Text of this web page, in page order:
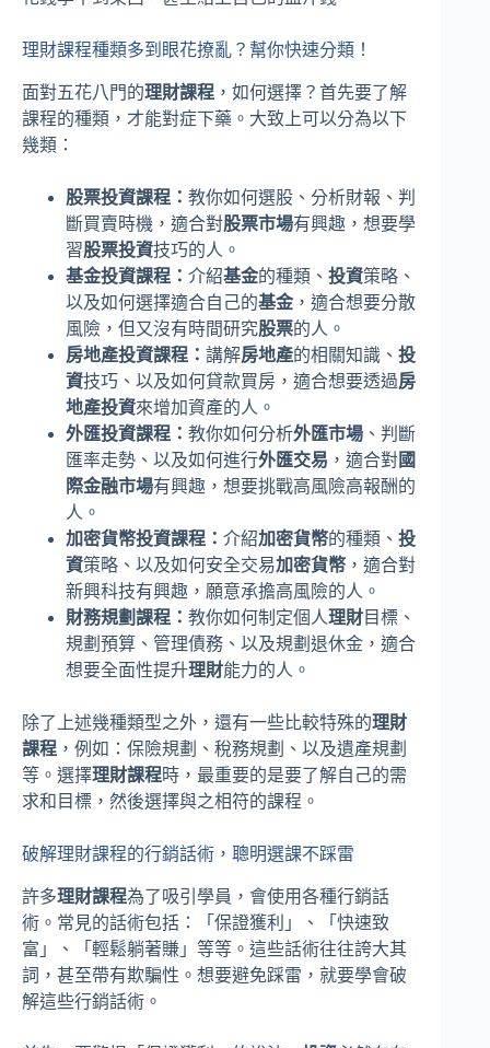
理財課程種類多到眼花撩亂？幫你快速分類！
面對五花八門的理財課程 ，如何選擇？首先要了解
課程的種類，才能對症下藥。大致上可以分為以下
幾類：
股票投資課程： 教你如何選股、分析財報、判
斷買賣時機，適合對股票市場有興趣，想要學
習股票投資技巧的人。
基金投資課程： 介紹基金的種類、 投資策略、
以及如何選擇適合自己的基金 ，適合想要分散
風險，但又沒有時間研究股票的人。
房地產投資課程： 講解房地產的相關知識、 投
資技巧、以及如何貸款買房，適合想要透過房
地產投資來增加資產的人。
外匯投資課程： 教你如何分析外匯市場 、判斷
匯率走勢、以及如何進行外匯交易 ，適合對國
際金融市場有興趣，想要挑戰高風險高報酬的
人。
加密貨幣投資課程： 介紹加密貨幣的種類、 投
資策略、以及如何安全交易加密貨幣 ，適合對
新興科技有興趣，願意承擔高風險的人。
財務規劃課程： 教你如何制定個人理財目標、
規劃預算、管理債務、以及規劃退休金，適合
想要全面性提升理財能力的人。
除了上述幾種類型之外，還有一些比較特殊的理財
課程 ，例如：保險規劃、稅務規劃、以及遺產規劃
等。選擇理財課程時，最重要的是要了解自己的需
求和目標，然後選擇與之相符的課程。
破解理財課程的行銷話術，聰明選課不踩雷
許多理財課程為了吸引學員，會使用各種行銷話
術。常見的話術包括：「保證獲利」、「快速致
富」、「輕鬆躺著賺」等等。這些話術往往誇大其
詞，甚至帶有欺騙性。想要避免踩雷，就要學會破
解這些行銷話術。